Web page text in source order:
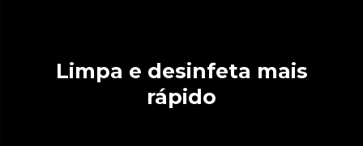
Limpa e desinfeta mais
rápido